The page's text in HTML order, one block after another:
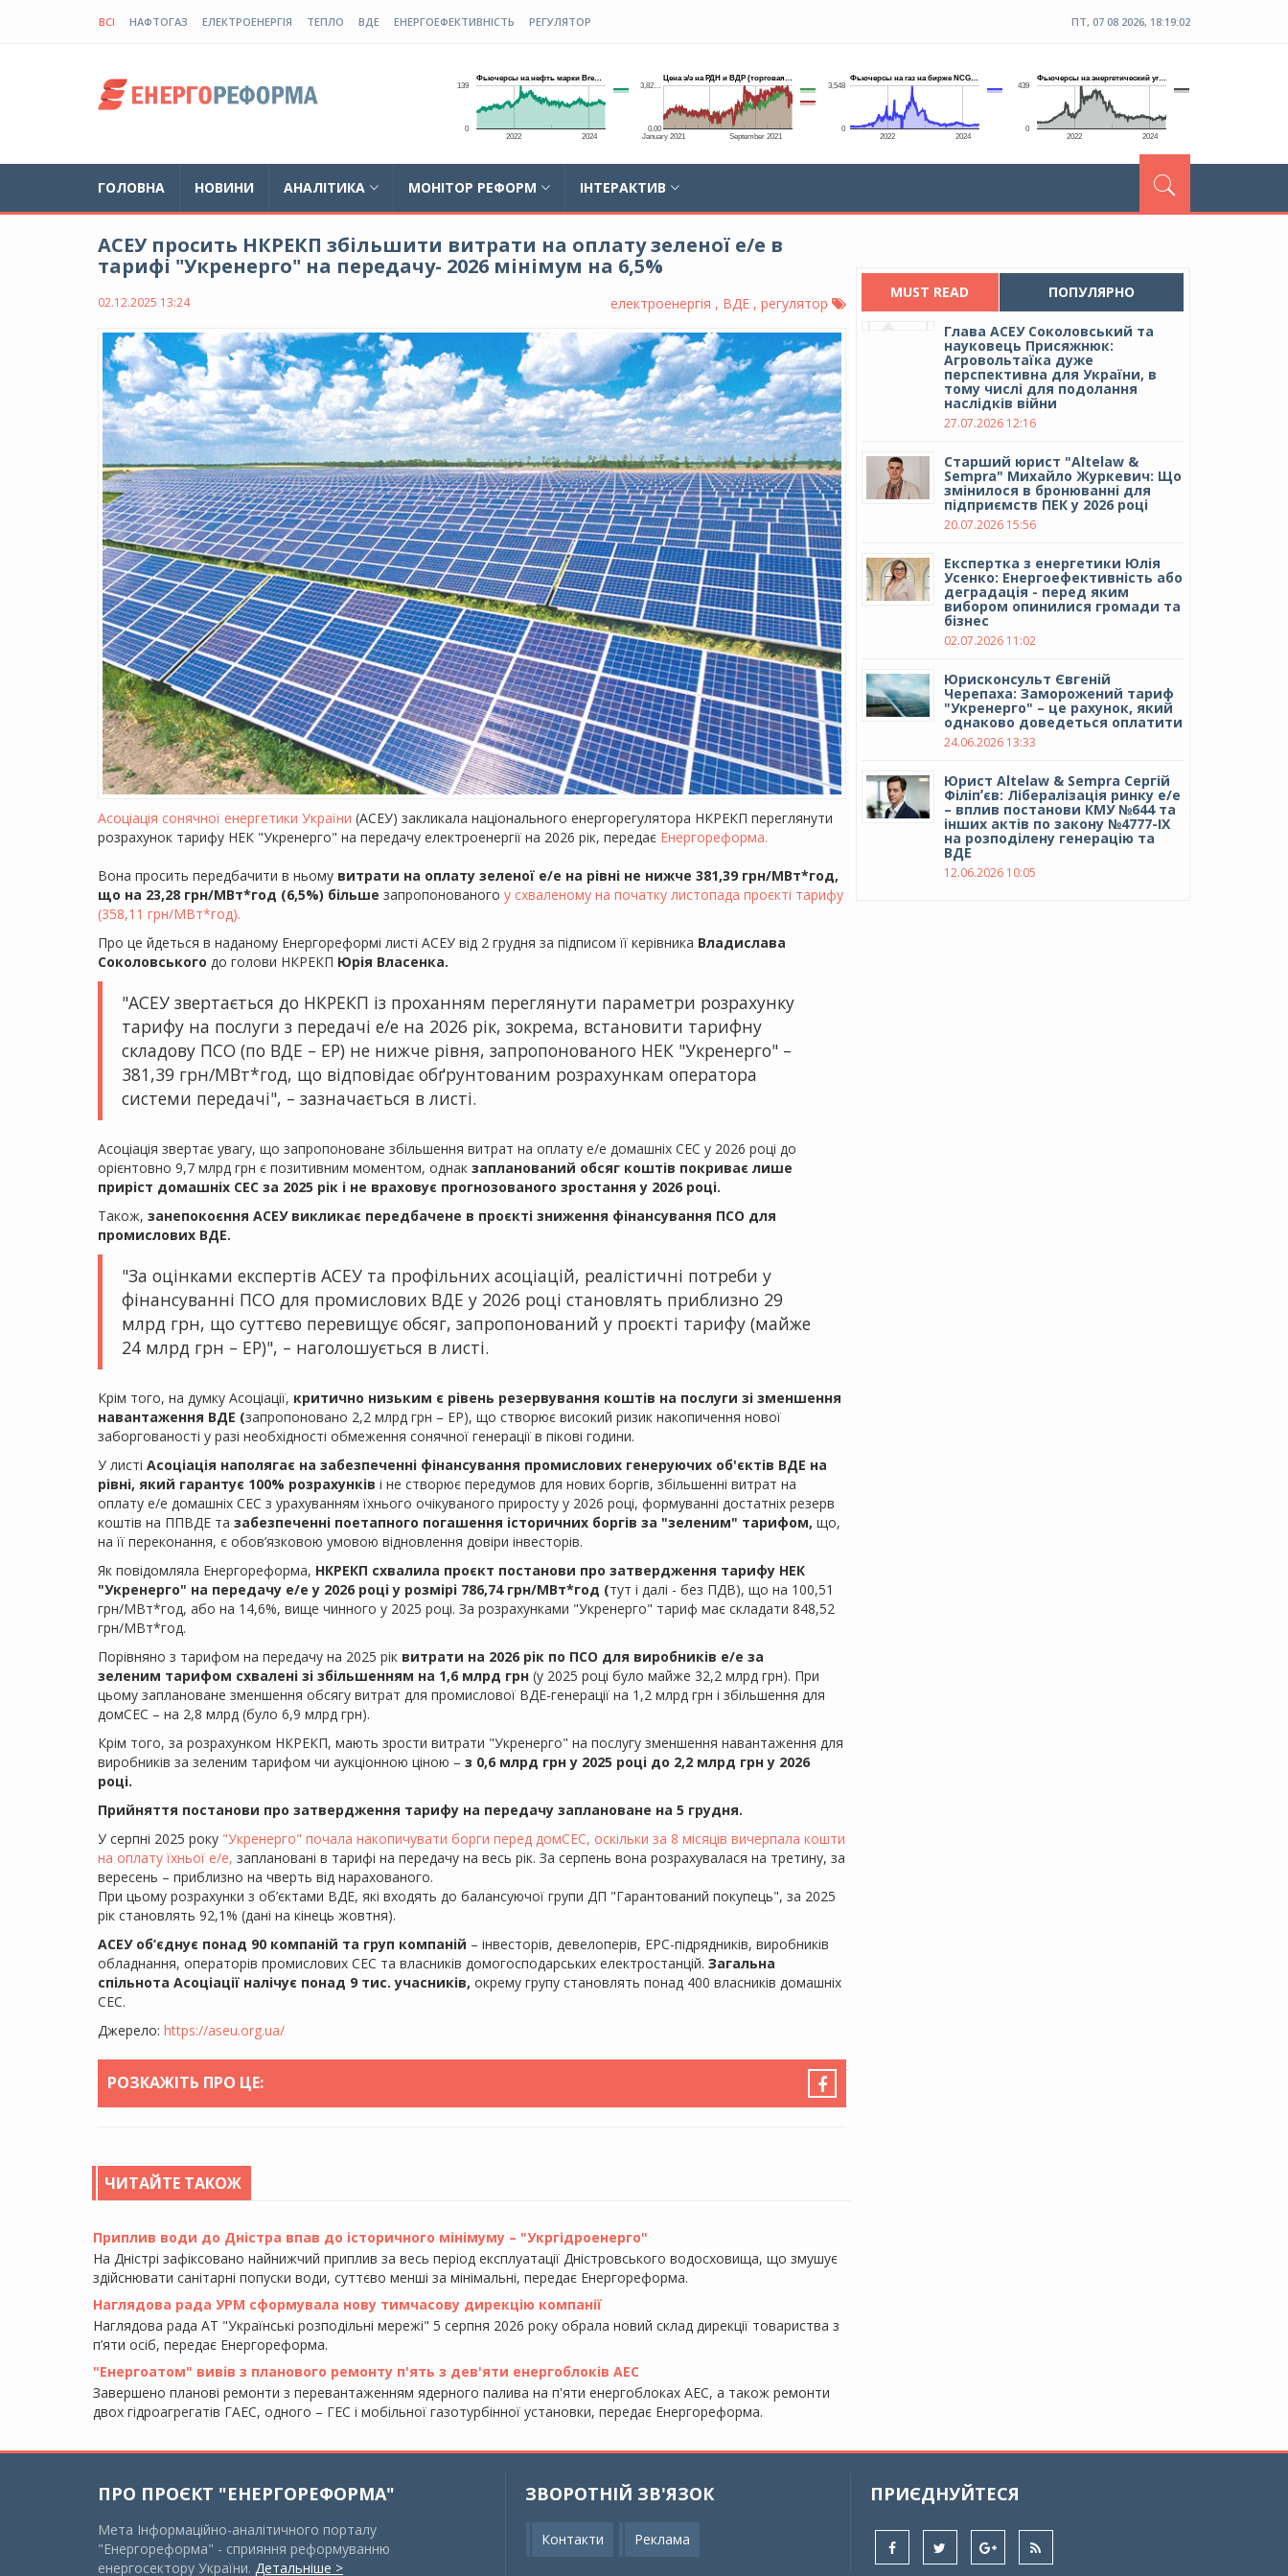
ВСІ НАФТОГАЗ ЕЛЕКТРОЕНЕРГІЯ ТЕПЛО ВДЕ ЕНЕРГОЕФЕКТИВНІСТЬ РЕГУЛЯТОР ПТ, 07 08 2026, 18:19:03
ГОЛОВНА НОВИНИ АНАЛІТИКА МОНІТОР РЕФОРМ ІНТЕРАКТИВ
АСЕУ просить НКРЕКП збільшити витрати на оплату зеленої е/е в
тарифі "Укренерго" на передачу- 2026 мінімум на 6,5%
02.12.2025 13:24 електроенергія , ВДЕ , регулятор
Асоціація сонячної енергетики України (АСЕУ) закликала національного енергорегулятора НКРЕКП переглянути
розрахунок тарифу НЕК "Укренерго" на передачу електроенергії на 2026 рік, передає Енергореформа.
Вона просить передбачити в ньому витрати на оплату зеленої е/е на рівні не нижче 381,39 грн/МВт*год,
що на 23,28 грн/МВт*год (6,5%) більше запропонованого у схваленому на початку листопада проєкті тарифу
(358,11 грн/МВт*год).
Про це йдеться в наданому Енергореформі листі АСЕУ від 2 грудня за підписом її керівника Владислава
Соколовського до голови НКРЕКП Юрія Власенка.
"АСЕУ звертається до НКРЕКП із проханням переглянути параметри розрахунку
тарифу на послуги з передачі е/е на 2026 рік, зокрема, встановити тарифну
складову ПСО (по ВДЕ – ЕР) не нижче рівня, запропонованого НЕК "Укренерго" –
381,39 грн/МВт*год, що відповідає обґрунтованим розрахункам оператора
системи передачі", – зазначається в листі.
Асоціація звертає увагу, що запропоноване збільшення витрат на оплату е/е домашніх СЕС у 2026 році до
орієнтовно 9,7 млрд грн є позитивним моментом, однак запланований обсяг коштів покриває лише
приріст домашніх СЕС за 2025 рік і не враховує прогнозованого зростання у 2026 році.
Також, занепокоєння АСЕУ викликає передбачене в проєкті зниження фінансування ПСО для
промислових ВДЕ.
"За оцінками експертів АСЕУ та профільних асоціацій, реалістичні потреби у
фінансуванні ПСО для промислових ВДЕ у 2026 році становлять приблизно 29
млрд грн, що суттєво перевищує обсяг, запропонований у проєкті тарифу (майже
24 млрд грн – ЕР)", – наголошується в листі.
Крім того, на думку Асоціації, критично низьким є рівень резервування коштів на послуги зі зменшення
навантаження ВДЕ (запропоновано 2,2 млрд грн – ЕР), що створює високий ризик накопичення нової
заборгованості у разі необхідності обмеження сонячної генерації в пікові години.
У листі Асоціація наполягає на забезпеченні фінансування промислових генеруючих об'єктів ВДЕ на
рівні, який гарантує 100% розрахунків і не створює передумов для нових боргів, збільшенні витрат на
оплату е/е домашніх СЕС з урахуванням їхнього очікуваного приросту у 2026 році, формуванні достатніх резерв
коштів на ППВДЕ та забезпеченні поетапного погашення історичних боргів за "зеленим" тарифом, що,
на її переконання, є обов’язковою умовою відновлення довіри інвесторів.
Як повідомляла Енергореформа, НКРЕКП схвалила проєкт постанови про затвердження тарифу НЕК
"Укренерго" на передачу е/е у 2026 році у розмірі 786,74 грн/МВт*год (тут і далі - без ПДВ), що на 100,51
грн/МВт*год, або на 14,6%, вище чинного у 2025 році. За розрахунками "Укренерго" тариф має складати 848,52
грн/МВт*год.
Порівняно з тарифом на передачу на 2025 рік витрати на 2026 рік по ПСО для виробників е/е за
зеленим тарифом схвалені зі збільшенням на 1,6 млрд грн (у 2025 році було майже 32,2 млрд грн). При
цьому заплановане зменшення обсягу витрат для промислової ВДЕ-генерації на 1,2 млрд грн і збільшення для
домСЕС – на 2,8 млрд (було 6,9 млрд грн).
Крім того, за розрахунком НКРЕКП, мають зрости витрати "Укренерго" на послугу зменшення навантаження для
виробників за зеленим тарифом чи аукціонною ціною – з 0,6 млрд грн у 2025 році до 2,2 млрд грн у 2026
році.
Прийняття постанови про затвердження тарифу на передачу заплановане на 5 грудня.
У серпні 2025 року "Укренерго" почала накопичувати борги перед домСЕС, оскільки за 8 місяців вичерпала кошти
на оплату їхньої е/е, заплановані в тарифі на передачу на весь рік. За серпень вона розрахувалася на третину, за
вересень – приблизно на чверть від нарахованого.
При цьому розрахунки з об’єктами ВДЕ, які входять до балансуючої групи ДП "Гарантований покупець", за 2025
рік становлять 92,1% (дані на кінець жовтня).
АСЕУ об’єднує понад 90 компаній та груп компаній – інвесторів, девелоперів, EPC-підрядників, виробників
обладнання, операторів промислових СЕС та власників домогосподарських електростанцій. Загальна
спільнота Асоціації налічує понад 9 тис. учасників, окрему групу становлять понад 400 власників домашніх
СЕС.
Джерело: https://aseu.org.ua/
РОЗКАЖІТЬ ПРО ЦЕ:
ЧИТАЙТЕ ТАКОЖ
Приплив води до Дністра впав до історичного мінімуму – "Укргідроенерго"
На Дністрі зафіксовано найнижчий приплив за весь період експлуатації Дністровського водосховища, що змушує
здійснювати санітарні попуски води, суттєво менші за мінімальні, передає Енергореформа.
Наглядова рада УРМ сформувала нову тимчасову дирекцію компанії
Наглядова рада АТ "Українські розподільні мережі" 5 серпня 2026 року обрала новий склад дирекції товариства з
п’яти осіб, передає Енергореформа.
"Енергоатом" вивів з планового ремонту п'ять з дев'яти енергоблоків АЕС
Завершено планові ремонти з перевантаженням ядерного палива на п'яти енергоблоках АЕС, а також ремонти
двох гідроагрегатів ГАЕС, одного – ГЕС і мобільної газотурбінної установки, передає Енергореформа.
MUST READ ПОПУЛЯРНО
Глава АСЕУ Соколовський та
науковець Присяжнюк:
Агровольтаїка дуже
перспективна для України, в
тому числі для подолання
наслідків війни
27.07.2026 12:16
Cтарший юрист "Altelaw &
Sempra" Михайло Журкевич: Що
змінилося в бронюванні для
підприємств ПЕК у 2026 році
20.07.2026 15:56
Експертка з енергетики Юлія
Усенко: Енергоефективність або
деградація - перед яким
вибором опинилися громади та
бізнес
02.07.2026 11:02
Юрисконсульт Євгеній
Черепаха: Заморожений тариф
"Укренерго" – це рахунок, який
однаково доведеться оплатити
24.06.2026 13:33
Юрист Altelaw & Sempra Сергій
Філіпʼєв: Лібералізація ринку е/е
– вплив постанови КМУ №644 та
інших актів по закону №4777-IX
на розподілену генерацію та
ВДЕ
12.06.2026 10:05
ПРО ПРОЄКТ "ЕНЕРГОРЕФОРМА"
Мета Інформаційно-аналітичного порталу
"Енергореформа" - сприяння реформуванню
енергосектору України. Детальніше >
ЗВОРОТНІЙ ЗВ'ЯЗОК
Контакти Реклама
ПРИЄДНУЙТЕСЯ